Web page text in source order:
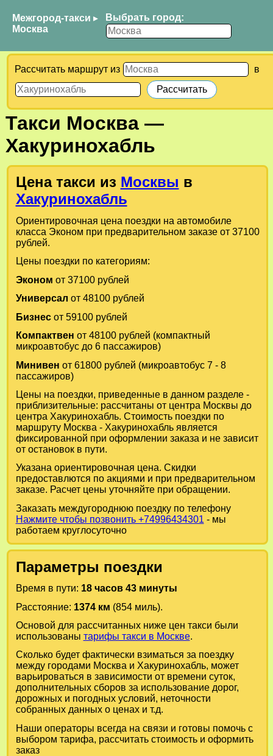
Межгород-такси ▸
Москва
Выбрать город:
Рассчитать маршрут из в
Такси Москва—
Хакуринохабль
Цена такси из Москвы в
Хакуринохабль
Ориентировочная цена поездки на автомобиле
класса Эконом при предварительном заказе от 37100
рублей.
Цены поездки по категориям:
Эконом от 37100 рублей
Универсал от 48100 рублей
Бизнесот 59100 рублей
Компактвен от 48100 рублей (компактный
микроавтобус до 6 пассажиров)
Минивен от 61800 рублей (микроавтобус 7 - 8
пассажиров)
Цены на поездки, приведенные в данном разделе -
приблизительные: рассчитаны от центра Москвы до
центра Хакуринохабль. Стоимость поездки по
маршруту Москва - Хакуринохабль является
фиксированной при оформлении заказа и не зависит
от остановок в пути.
Указана ориентировочная цена. Скидки
предоставлются по акциями и при предварительном
заказе. Расчет цены уточняйте при обращении.
Заказать междугороднюю поездку по телефону
Нажмите чтобы позвонить +74996434301 - мы
работаем круглосуточно
Параметры поездки
Время в пути: 18 часов 43 минуты
Расстояние: 1374 км (854 миль).
Основой для рассчитанных ниже цен такси были
использованы тарифы такси в Москве.
Сколько будет фактически взиматься за поездку
между городами Москваи Хакуринохабль, может
варьироваться в зависимости от времени суток,
дополнительных сборов за использование дорог,
дорожных и погодных условий, неточности
собранных данных о ценах и т.д.
Наши операторы всегда на связи и готовы помочь с
выбором тарифа, рассчитать стоимость и оформить
заказ